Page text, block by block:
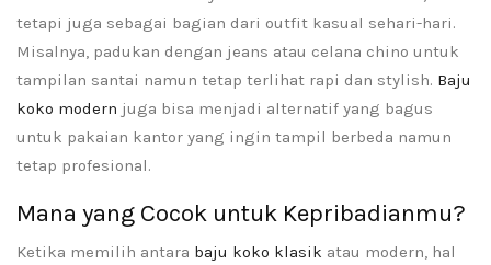
tetapi juga sebagai bagian dari outfit kasual sehari-hari.
Misalnya, padukan dengan jeans atau celana chino untuk
tampilan santai namun tetap terlihat rapi dan stylish. Baju
koko modern juga bisa menjadi alternatif yang bagus
untuk pakaian kantor yang ingin tampil berbeda namun
tetap profesional.
Mana yang Cocok untuk Kepribadianmu?
Ketika memilih antara baju koko klasik atau modern, hal